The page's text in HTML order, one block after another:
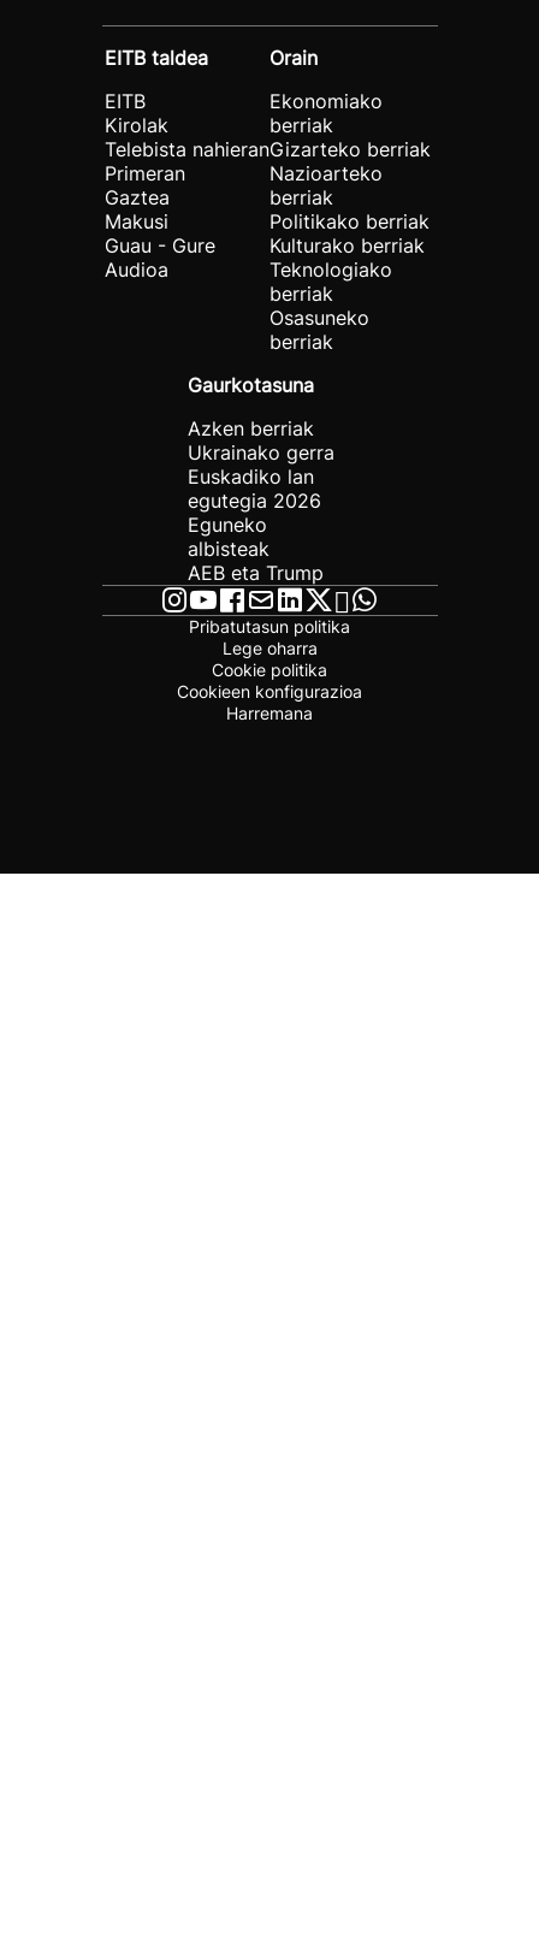
EITB taldea
EITB
Kirolak
Telebista nahieran
Primeran
Gaztea
Makusi
Guau - Gure
Audioa
Orain
Ekonomiako
berriak
Gizarteko berriak
Nazioarteko
berriak
Politikako berriak
Kulturako berriak
Teknologiako
berriak
Osasuneko
berriak
Gaurkotasuna
Azken berriak
Ukrainako gerra
Euskadiko lan
egutegia 2026
Eguneko
albisteak
AEB eta Trump
Pribatutasun politika
Lege oharra
Cookie politika
Cookieen konfigurazioa
Harremana